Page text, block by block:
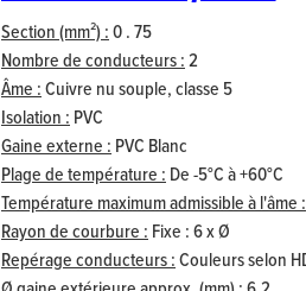
Section (mm²) :0 . 75
Nombre de conducteurs :2
Âme :Cuivre nu souple, classe 5
Isolation : PVC
Gaine externe : PVC Blanc
Plage de température : De -5°C à +60°C
Température maximum admissible à l'âme :
Rayon de courbure : Fixe : 6 x Ø
Repérage conducteurs :Couleurs selon